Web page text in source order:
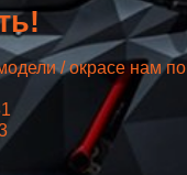
/ окрасе нам